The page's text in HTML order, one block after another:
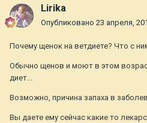
Lirika
Опубликовано 23 апреля,
Почему щенок на ветдиете? Что с
Обычно щенов и моют в этом
диет...
Возможно, причина запаха в
Вы даете ему сейчас какие то